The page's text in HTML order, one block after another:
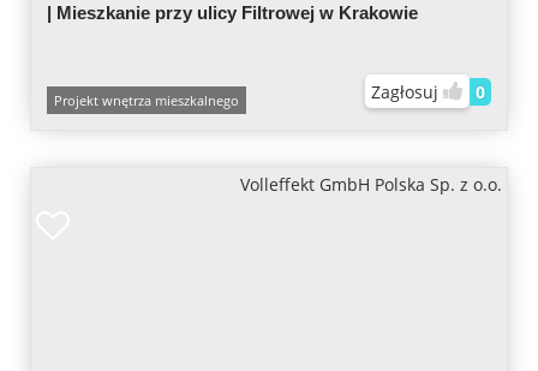
| Mieszkanie przy ulicy Filtrowej w Krakowie
Projekt wnętrza mieszkalnego Zagłosuj 0
Volleffekt GmbH Polska Sp. z o.o.